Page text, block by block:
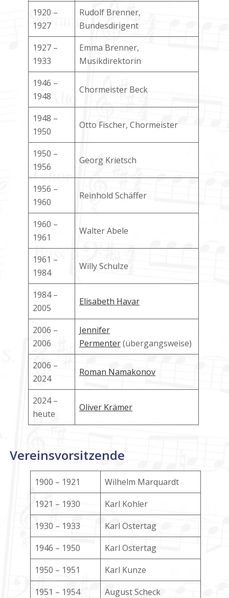
1920 –
1927
Rudolf Brenner,
Bundesdirigent
1927 –
1933
Emma Brenner,
Musikdirektorin
1946 –
1948
Chormeister Beck
1948 –
1950
Otto Fischer, Chormeister
1950 –
1956
Georg Krietsch
1956 –
1960
Reinhold Schäffer
1960 –
1961
Walter Abele
1961 –
1984
Willy Schulze
1984 –
2005
Elisabeth Havar
2006 –
2006
Jennifer
Permenter(übergangsweise)
2006 –
2024
Roman Namakonov
2024 –
heute
Oliver Krämer
Vereinsvorsitzende
1900 – 1921
Wilhelm Marquardt
1921 – 1930
Karl Kohler
1930 – 1933
Karl Ostertag
1946 – 1950
Karl Ostertag
1950 – 1951
Karl Kunze
1951 – 1954
August Scheck